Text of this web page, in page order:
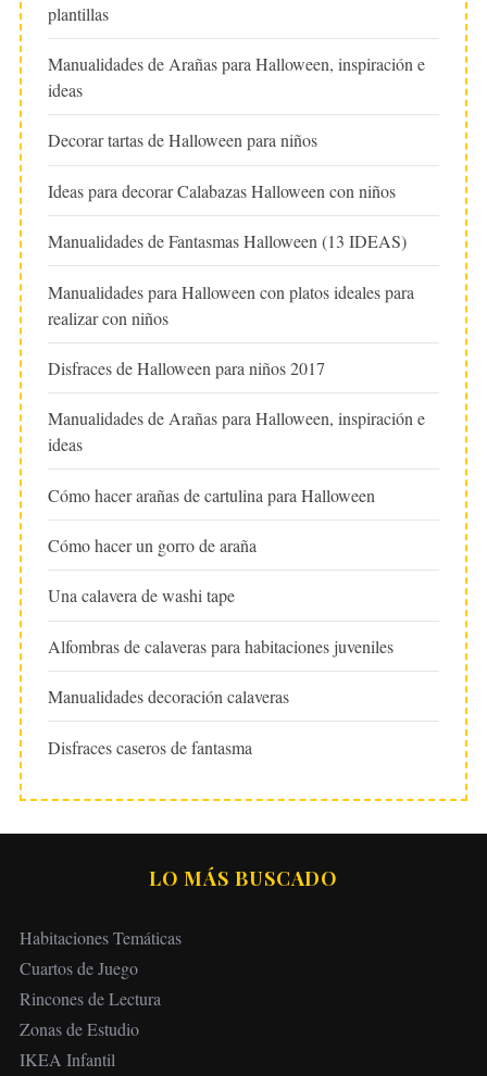
plantillas
Manualidades de Arañas para Halloween, inspiración e
ideas
Decorar tartas de Halloween para niños
Ideas para decorar Calabazas Halloween con niños
Manualidades de Fantasmas Halloween (13 IDEAS)
Manualidades para Halloween con platos ideales para
realizar con niños
Disfraces de Halloween para niños 2017
Manualidades de Arañas para Halloween, inspiración e
ideas
Cómo hacer arañas de cartulina para Halloween
Cómo hacer un gorro de araña
Una calavera de washi tape
Alfombras de calaveras para habitaciones juveniles
Manualidades decoración calaveras
Disfraces caseros de fantasma
LO MÁS BUSCADO
Habitaciones Temáticas
Cuartos de Juego
Rincones de Lectura
Zonas de Estudio
IKEA Infantil